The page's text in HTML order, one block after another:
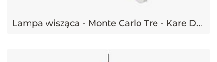
Lampa wisząca - Monte Carlo Tre - Kare Design